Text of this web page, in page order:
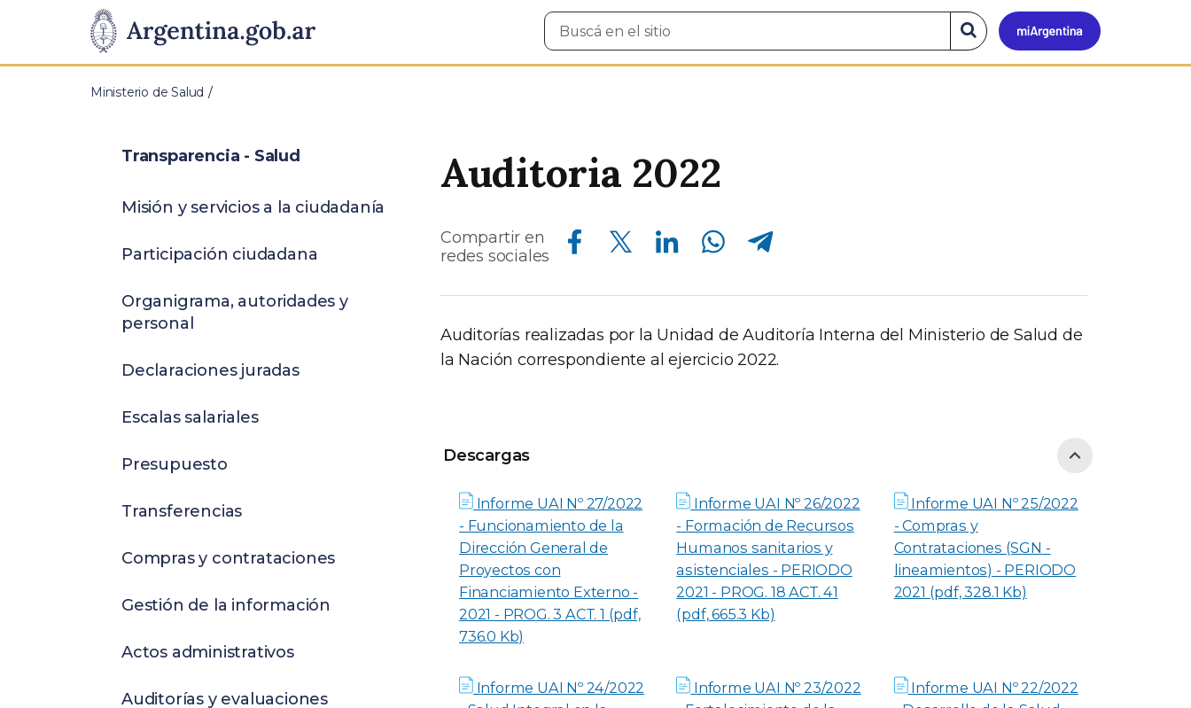
Presidencia
de
Pasar al contenido principal
Mi
Buscar
en
Buscar
en
el
Ministerio de Salud
Auditoria 2022
Compartir en
redes sociales
Compartir en Facebook Compartir en Twitter Compartir en Linkedin Compartir en Whatsapp Compartir en Telegram
Auditorías realizadas por la Unidad de Auditoría Interna del Ministerio de Salud de
la Nación correspondiente al ejercicio 2022.
Descargas
Descargas
Informe UAI Nº 27/2022
- Funcionamiento de la
Dirección General de
Proyectos con
Financiamiento Externo -
2021 - PROG. 3 ACT. 1 (pdf,
736.0 Kb)
Informe UAI Nº 26/2022
- Formación de Recursos
Humanos sanitarios y
asistenciales - PERIODO
2021 - PROG. 18 ACT. 41
(pdf, 665.3 Kb)
Informe UAI Nº 25/2022
- Compras y
Contrataciones (SGN -
lineamientos) - PERIODO
2021 (pdf, 328.1 Kb)
Informe UAI Nº 24/2022
Informe UAI Nº 23/2022
Informe UAI Nº 22/2022
Transparencia - Salud
Misión y servicios a la ciudadanía
Participación ciudadana
Organigrama, autoridades y
personal
Declaraciones juradas
Escalas salariales
Presupuesto
Transferencias
Compras y contrataciones
Gestión de la información
Actos administrativos
Auditorías y evaluaciones